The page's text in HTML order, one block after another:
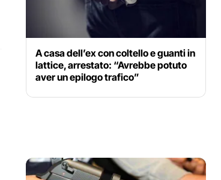
A casa dell’ex con coltello e guanti in
lattice, arrestato: “Avrebbe potuto
aver un epilogo trafico”